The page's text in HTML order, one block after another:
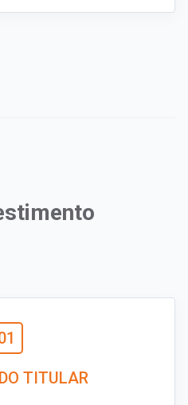
TITULAR